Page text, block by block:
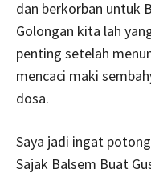
dan berkorban untuk
Golongan kita lah
penting setelah
mencaci maki
dosa.
Saya jadi ingat
Sajak Balsem Buat